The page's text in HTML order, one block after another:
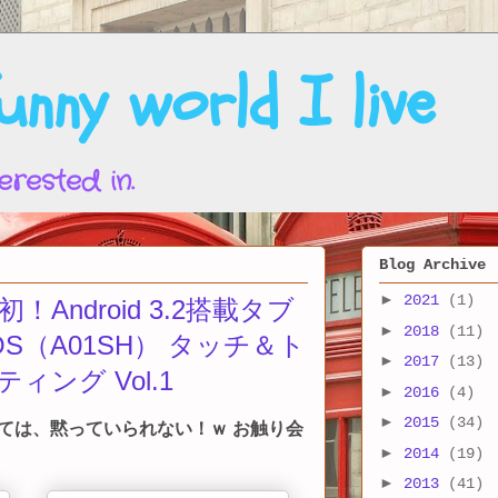
world I live
in.
！Android 3.2搭載タブ
（A01SH） タッチ＆ト
ィング Vol.1
は、黙っていられない！ｗ お触り会
Blog Archive
► 2021
(1)
► 2018
(11)
► 2017
(13)
► 2016
(4)
► 2015
(34)
► 2014
(19)
► 2013 (41)